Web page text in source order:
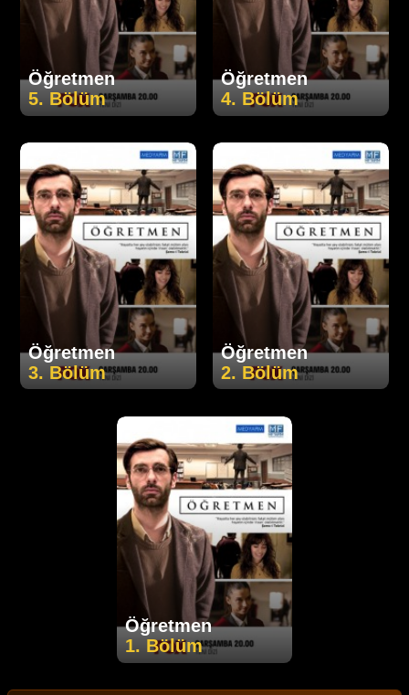
Öğretmen
5. Bölüm
Öğretmen
4. Bölüm
Öğretmen
3. Bölüm
Öğretmen
2. Bölüm
Öğretmen
1. Bölüm